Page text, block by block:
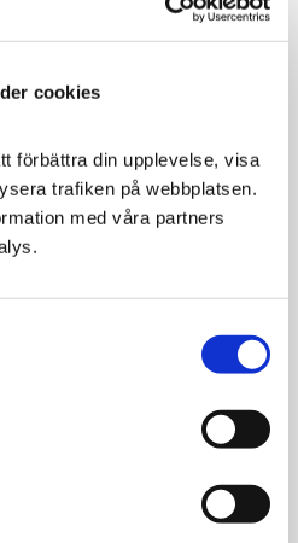
cookies
förbättra din upplevelse, visa
trafiken på webbplatsen.
med våra partners
Dechra Lubrithal Ögongel
KÖP